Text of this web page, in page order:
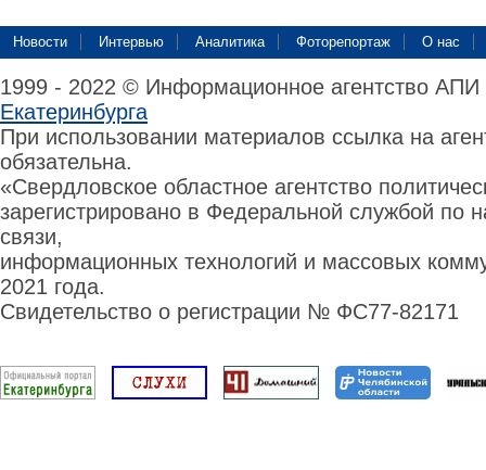
Новости Интервью Аналитика Фоторепортаж О нас
1999 - 2022 © Информационное агентство
Екатеринбурга
При использовании материалов ссылка на
обязательна.
«Свердловское областное агентство
зарегистрировано в Федеральной службой по
связи,
информационных технологий и массовых
2021 года.
Свидетельство о регистрации № ФС77-82171